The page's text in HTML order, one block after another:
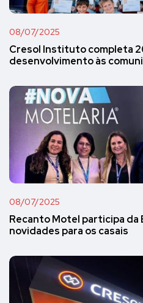
08/07/2025
Cresol Instituto completa
desenvolvimento às
08/07/2025
Recanto Motel participa da
novidades para os casais